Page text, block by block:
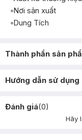
Nơi sản xuất
Dung Tích
Thành phần sản
Hướng dẫn sử dụng
Đánh giá(0)
Hãy